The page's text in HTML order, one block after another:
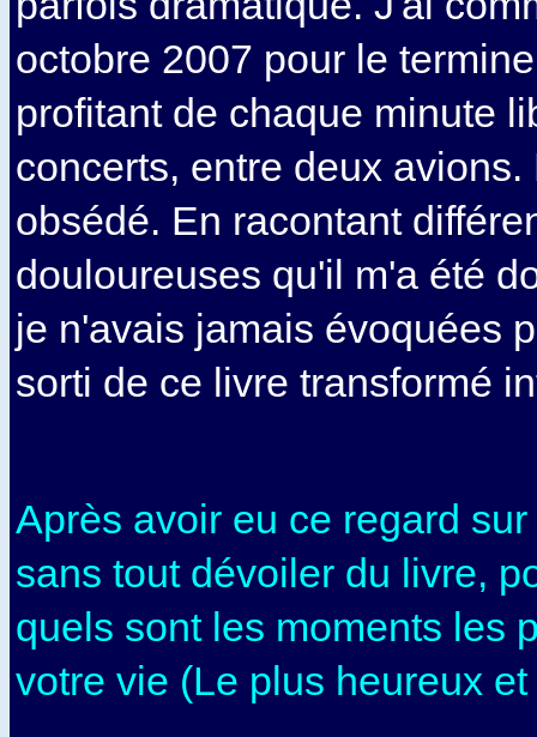
octobre 2007 pour le
profitant de chaque minute
concerts, entre deux avions.
obsédé. En racontant
douloureuses qu'il m'a été
je n'avais jamais évoquées
sorti de ce livre transformé
Après avoir eu ce regard
sans tout dévoiler du livre,
quels sont les moments les
votre vie (Le plus heureux